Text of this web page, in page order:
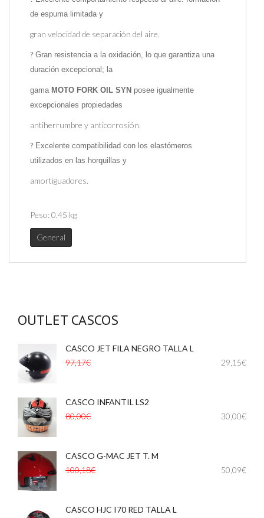
de espuma limitada y
gran velocidad de separación del aire.
? Gran resistencia a la oxidación, lo que garantiza una
duración excepcional; la
gama MOTO FORK OIL SYN posee igualmente
excepcionales propiedades
antiherrumbre y anticorrosión.
? Excelente compatibilidad con los elastómeros
utilizados en las horquillas y
amortiguadores.
Peso:0.45 kg
General
OUTLET CASCOS
CASCO JET FILA NEGRO TALLA L
97,17€
29,15€
CASCO INFANTIL LS2
80,00€
30,00€
CASCO G-MAC JET T. M
100,18€
50,09€
CASCO HJC I70 RED TALLA L